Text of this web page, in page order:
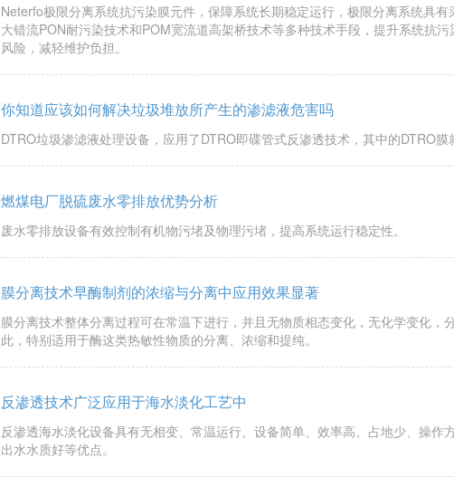
Neterfo极限分离系统抗污染膜元件，保障系统长期稳定运行，极限分离系统具
大错流PON耐污染技术和POM宽流道高架桥技术等多种技术手段，提升系统抗
风险，减轻维护负担。
你知道应该如何解决垃圾堆放所产生的渗滤液危害吗
DTRO垃圾渗滤液处理设备，应用了DTRO即碟管式反渗透技术，其中的DTRO膜
燃煤电厂脱硫废水零排放优势分析
废水零排放设备有效控制有机物污堵及物理污堵，提高系统运行稳定性。
膜分离技术早酶制剂的浓缩与分离中应用效果显著
膜分离技术整体分离过程可在常温下进行，并且无物质相态变化，无化学变化，
此，特别适用于酶这类热敏性物质的分离、浓缩和提纯。
反渗透技术广泛应用于海水淡化工艺中
反渗透海水淡化设备具有无相变、常温运行、设备简单、效率高、占地少、操作
出水水质好等优点。